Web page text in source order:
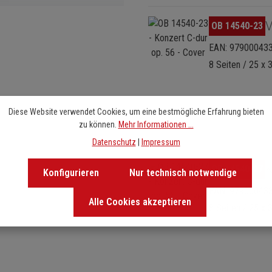
Bildergalerie überspringen
OB 14540-23
EAN:
8 Seiten / 25 x
Bildergalerie überspringen
OB 14540-27
EAN:
8 Seiten / 25
Diese Website verwendet Cookies, um eine bestmögliche Erfahrung bieten
zu können. Mehr Informationen ...
Datenschutz | Impressum
Nur technisch notwendige
Konfigurieren
Alle Cookies akzeptieren